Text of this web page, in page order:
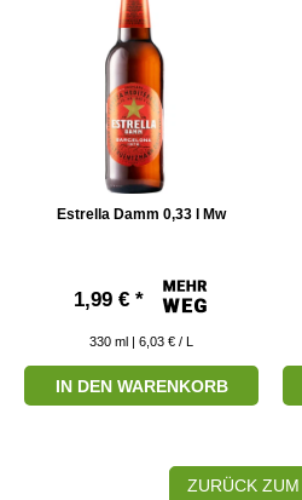
Estrella Damm 0,33 l Mw
1,99 € *
330 ml | 6,03 € / L
IN DEN WARENKORB
ZURÜCK